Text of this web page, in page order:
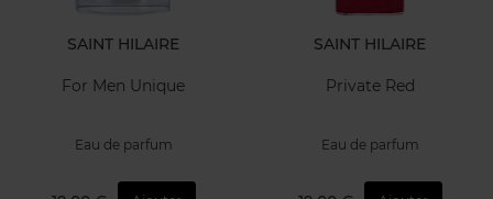
SAINT HILAIRE
For Men Unique
Eau de parfum
SAINT HILAIRE
Private Red
Eau de parfum